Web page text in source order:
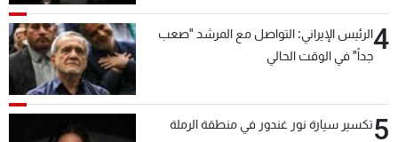
4الرئيس الإيراني: التواصل مع المرشد "صعب
جداً" في الوقت الحالي
5تكسير سيارة نور غندور في منطقة الرملة